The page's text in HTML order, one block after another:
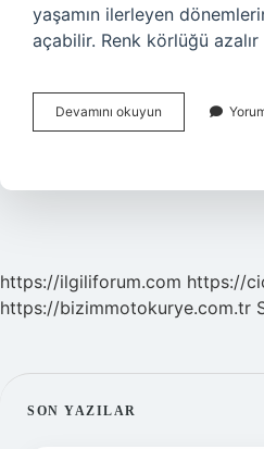
yaşamın ilerleyen
açabilir. Renk körlüğü azalır
Devamını okuyun
Körlüğü
Mi
https://ilgiliforum.com https://
https://bizimmotokurye.com.tr
SIDEBAR
SON YAZILAR